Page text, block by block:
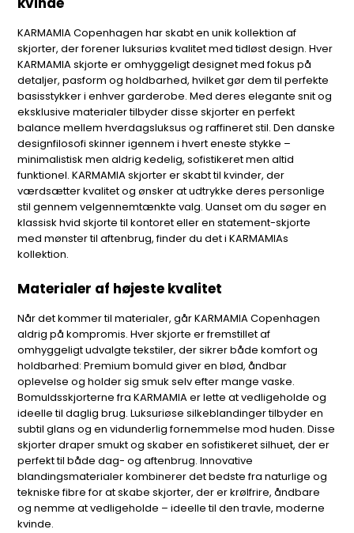
KARMAMIA Copenhagen har skabt en unik kollektion af
skjorter, der forener luksuriøs kvalitet med tidløst design. Hver
KARMAMIA skjorte er omhyggeligt designet med fokus på
detaljer, pasform og holdbarhed, hvilket gør dem til perfekte
basisstykker i enhver garderobe. Med deres elegante snit og
eksklusive materialer tilbyder disse skjorter en perfekt
balance mellem hverdagsluksus og raffineret stil. Den danske
designfilosofi skinner igennem i hvert eneste stykke –
minimalistisk men aldrig kedelig, sofistikeret men altid
funktionel. KARMAMIA skjorter er skabt til kvinder, der
værdsætter kvalitet og ønsker at udtrykke deres personlige
stil gennem velgennemtænkte valg. Uanset om du søger en
klassisk hvid skjorte til kontoret eller en statement-skjorte
med mønster til aftenbrug, finder du det i KARMAMIAs
kollektion.
Materialer af højeste kvalitet
Når det kommer til materialer, går KARMAMIA Copenhagen
aldrig på kompromis. Hver skjorte er fremstillet af
omhyggeligt udvalgte tekstiler, der sikrer både komfort og
holdbarhed: Premium bomuld giver en blød, åndbar
oplevelse og holder sig smuk selv efter mange vaske.
Bomuldsskjorterne fra KARMAMIA er lette at vedligeholde og
ideelle til daglig brug. Luksuriøse silkeblandinger tilbyder en
subtil glans og en vidunderlig fornemmelse mod huden. Disse
skjorter draper smukt og skaber en sofistikeret silhuet, der er
perfekt til både dag- og aftenbrug. Innovative
blandingsmaterialer kombinerer det bedste fra naturlige og
tekniske fibre for at skabe skjorter, der er krølfrire, åndbare
og nemme at vedligeholde – ideelle til den travle, moderne
kvinde.